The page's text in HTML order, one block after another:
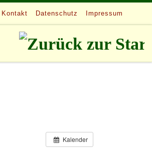
Kontakt Datenschutz Impressum
Kalender